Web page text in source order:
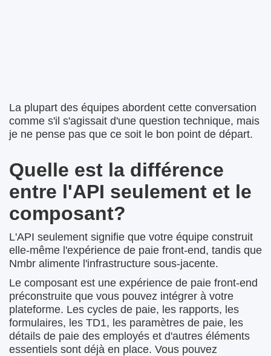
La plupart des équipes abordent cette conversation
comme s'il s'agissait d'une question technique, mais
je ne pense pas que ce soit le bon point de départ.
Quelle est la différence
entre l'API seulement et le
composant?
L'API seulement signifie que votre équipe construit
elle-même l'expérience de paie front-end, tandis que
Nmbr alimente l'infrastructure sous-jacente.
Le composant est une expérience de paie front-end
préconstruite que vous pouvez intégrer à votre
plateforme. Les cycles de paie, les rapports, les
formulaires, les TD1, les paramètres de paie, les
détails de paie des employés et d'autres éléments
essentiels sont déjà en place. Vous pouvez